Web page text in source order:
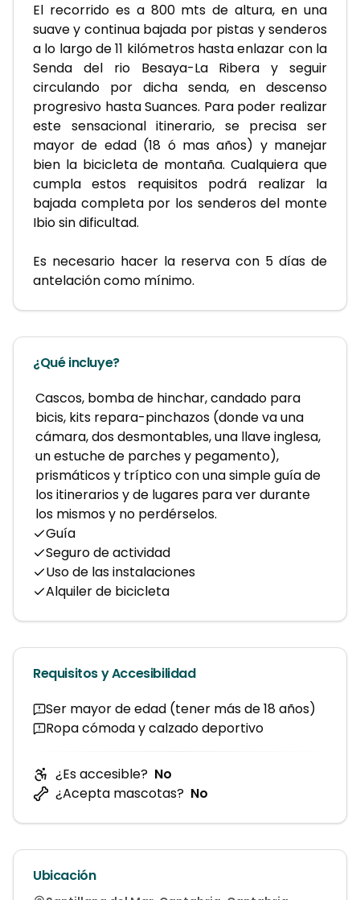
El recorrido es a 800 mts de altura, en una
suave y continua bajada por pistas y senderos
a lo largo de 11 kilómetros hasta enlazar con la
Senda del rio Besaya-La Ribera y seguir
circulando por dicha senda, en descenso
progresivo hasta Suances. Para poder realizar
este sensacional itinerario, se precisa ser
mayor de edad (18 ó mas años) y manejar
bien la bicicleta de montaña. Cualquiera que
cumpla estos requisitos podrá realizar la
bajada completa por los senderos del monte
Ibio sin dificultad.
Es necesario hacer la reserva con 5 días de
antelación como mínimo.
¿Qué incluye?
Cascos, bomba de hinchar, candado para
bicis, kits repara-pinchazos (donde va una
cámara, dos desmontables, una llave inglesa,
un estuche de parches y pegamento),
prismáticos y tríptico con una simple guía de
los itinerarios y de lugares para ver durante
los mismos y no perdérselos.
Guía
Seguro de actividad
Uso de las instalaciones
Alquiler de bicicleta
Requisitos y Accesibilidad
Ser mayor de edad (tener más de 18 años)
Ropa cómoda y calzado deportivo
¿Es accesible? No
¿Acepta mascotas? No
Ubicación